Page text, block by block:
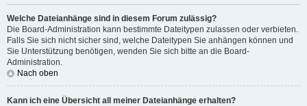
Welche Dateianhänge sind in diesem Forum zulässig?
Die Board-Administration kann bestimmte Dateitypen zulassen oder verbieten.
Falls Sie sich nicht sicher sind, welche Dateitypen Sie anhängen können und
Sie Unterstützung benötigen, wenden Sie sich bitte an die Board-
Administration.
Nach oben
Kann ich eine Übersicht all meiner Dateianhänge erhalten?